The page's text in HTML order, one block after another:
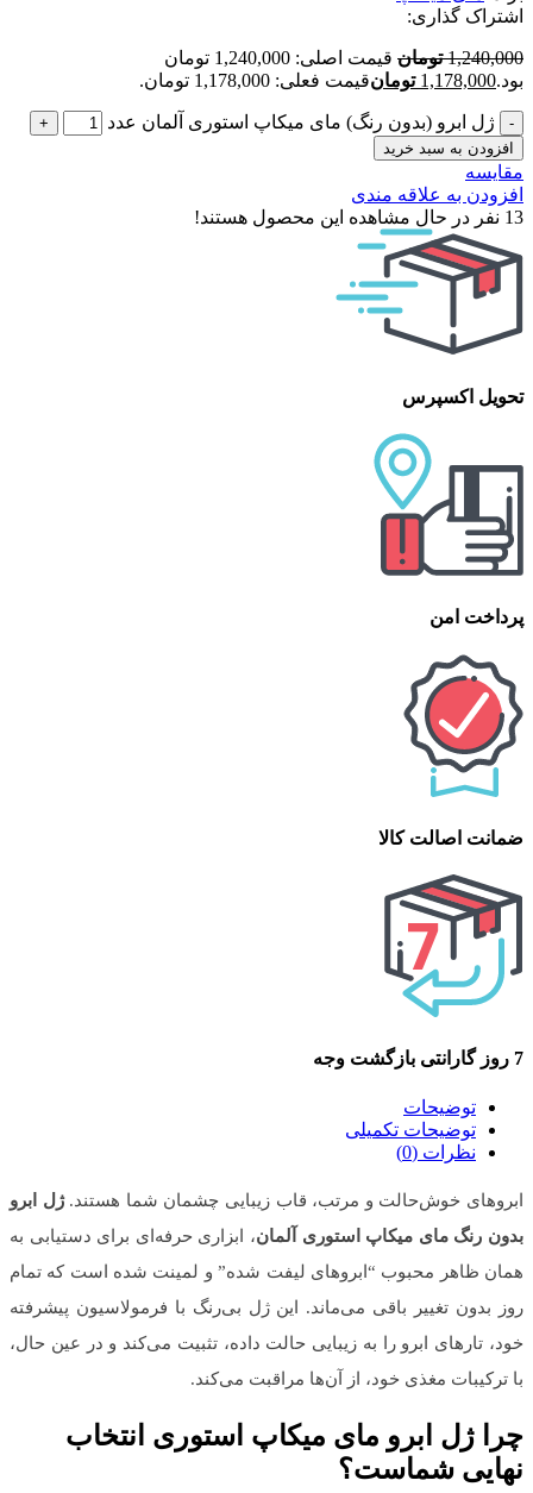
اشتراک گذاری:
1,240,000 تومان
قیمت اصلی: 1,240,000 تومان
بود.1,178,000 تومانقیمت فعلی: 1,178,000 تومان.
ژل ابرو (بدون رنگ) مای میکاپ استوری آلمان عدد
افزودن به سبد خرید
مقایسه
افزودن به علاقه مندی
13 نفر در حال مشاهده این محصول هستند!
تحویل اکسپرس
پرداخت امن
ضمانت اصالت کالا
7 روز گارانتی بازگشت وجه
توضیحات
توضیحات تکمیلی
نظرات (0)
ابروهای خوش‌حالت و مرتب، قاب زیبایی چشمان شما هستند.ژل ابرو
بدون رنگ مای میکاپ استوری آلمان، ابزاری حرفه‌ای برای دستیابی به
همان ظاهر محبوب “ابروهای لیفت شده” و لمینت شده است که تمام
روز بدون تغییر باقی می‌ماند. این ژل بی‌رنگ با فرمولاسیون پیشرفته
خود، تارهای ابرو را به زیبایی حالت داده، تثبیت می‌کند و در عین حال،
با ترکیبات مغذی خود، از آن‌ها مراقبت می‌کند.
چرا ژل ابرو مای میکاپ استوری انتخاب
نهایی شماست؟